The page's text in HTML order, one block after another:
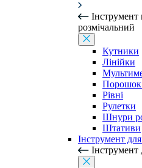
розмічальний
Кутники
Лінійки
Порошок
Рівні
Рулетки
Шнури
Штативи
Інструмент для
Інструмент